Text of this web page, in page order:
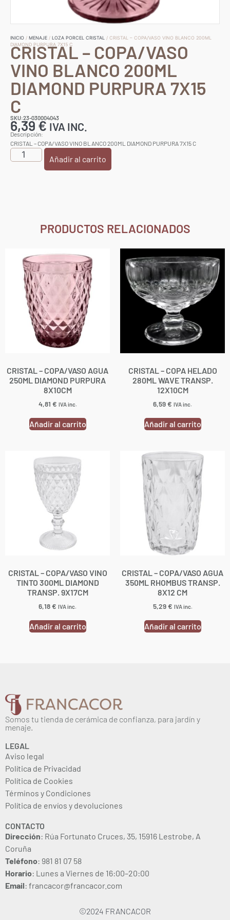
INICIO / MENAJE / LOZA PORCEL CRISTAL
/ CRISTAL – COPA/VASO VINO BLANCO 200ML
DIAMOND PURPURA 7X15 C
CRISTAL – COPA/VASO
VINO BLANCO 200ML
DIAMOND PURPURA 7X15
C
SKU:23-030004043
6,39€ IVA INC.
Descripción:
CRISTAL – COPA/VASO VINO BLANCO 200ML DIAMOND PURPURA 7X15 C
Añadir al carrito
PRODUCTOS RELACIONADOS
CRISTAL – COPA/VASO AGUA
250ML DIAMOND PURPURA
8X10CM
4,81 € IVA inc.
Añadir al carrito
CRISTAL – COPA HELADO
280ML WAVE TRANSP.
12X10CM
6,59€ IVA inc.
Añadir al carrito
CRISTAL – COPA/VASO VINO
TINTO 300ML DIAMOND
TRANSP. 9X17CM
6,18€ IVA inc.
Añadir al carrito
CRISTAL – COPA/VASO AGUA
350ML RHOMBUS TRANSP.
8X12 CM
5,29€ IVA inc.
Añadir al carrito
Somos tu tienda de cerámica de confianza, para jardín y
menaje.
LEGAL
Aviso legal
Política de Privacidad
Política de Cookies
Términos y Condiciones
Política de envíos y devoluciones
CONTACTO
Dirección: Rúa Fortunato Cruces, 35, 15916 Lestrobe, A
Coruña
Teléfono: 981 81 07 58
Horario: Lunes a Viernes de 16:00–20:00
Email: francacor@francacor.com
©2024 FRANCACOR